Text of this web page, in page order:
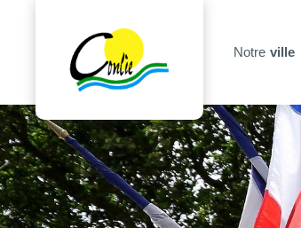
Notre ville